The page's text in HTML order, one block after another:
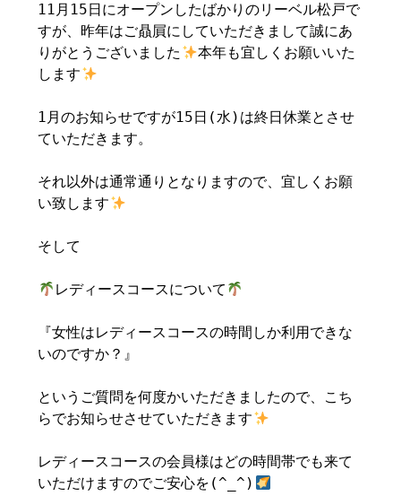
11月15日にオープンしたばかりのリーベル松戸で
すが、昨年はご贔屓にしていただきまして誠にあ
りがとうございました
本年も宜しくお願いいた
します
1月のお知らせですが15日(水)は終日休業とさせ
ていただきます。
それ以外は通常通りとなりますので、宜しくお願
い致します
そして
レディースコースについて
『女性はレディースコースの時間しか利用できな
いのですか？』
というご質問を何度かいただきましたので、こち
らでお知らせさせていただきます
レディースコースの会員様はどの時間帯でも来て
いただけますのでご安心を(^_^)